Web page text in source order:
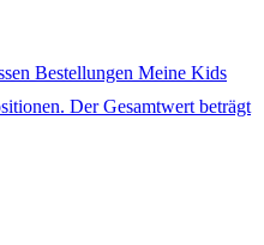
Bestellungen Meine Kids
Der Gesamtwert beträgt